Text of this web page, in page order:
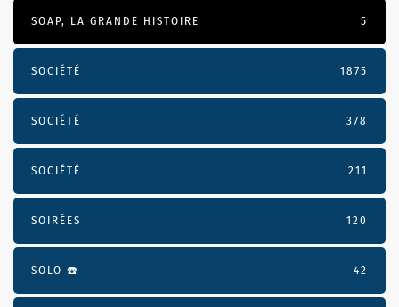
SOAP, LA GRANDE HISTOIRE 5
SOCIÉTÉ 1875
SOCIÉTÉ 378
SOCIÉTÉ 211
SOIRÉES 120
SOLO ☎️ 42